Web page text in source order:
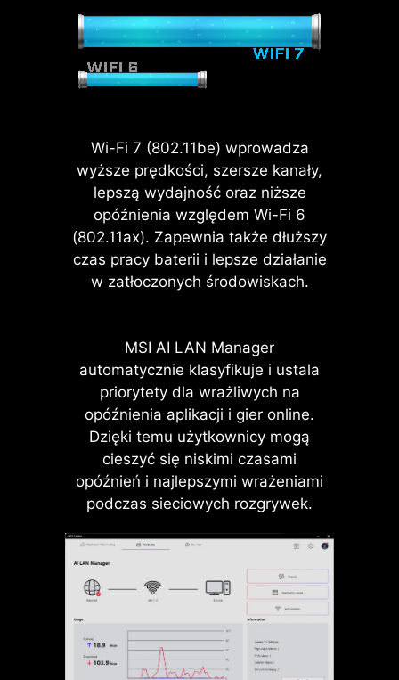
do różnych schematów pracy
komputera
Pozwala na zmianę krzywej
temperatury za pomocą 4 punktów.
Ręczna regulacja ustawień
wartości procentowej.
Dostosuj ustawienia wentylatora
zgodnie z trybem wybranym w
Scenariuszu użytkownika
systemie BIOS
Ustawienia użytkownika
Ustawienia wentylatora definiowane
są przez użytkowników
Frozr AI Cooling dostosowuje pracę
wentylatorów do temperatury CPU i
GPU. System AI wykrywa
temperatury procesora i układu
graficznego, automatycznie
dostosowując sposób pracy
wentylatorów systemowych tak, aby
zapewnić optymalną wydajność
komputera.
Wi-Fi 7 (802.11be) wprowadza
wyższe prędkości, szersze kanały,
lepszą wydajność oraz niższe
opóźnienia względem Wi-Fi 6
(802.11ax). Zapewnia także dłuższy
czas pracy baterii i lepsze działanie
w zatłoczonych środowiskach.
MSI AI LAN Manager
automatycznie klasyfikuje i ustala
priorytety dla wrażliwych na
opóźnienia aplikacji i gier online.
Dzięki temu użytkownicy mogą
cieszyć się niskimi czasami
opóźnień i najlepszymi wrażeniami
podczas sieciowych rozgrywek.
Płyty główne MSI wykorzystują
najnowszą technologię USB4,
oferując użytkownikom pełen
wachlarz korzyści.
PRĘDKOŚĆ TRANSFERU
DO 40 GBIT/S
Przesyłanie dużych plików
szybciej niż kiedykolwiek
wcześniej.